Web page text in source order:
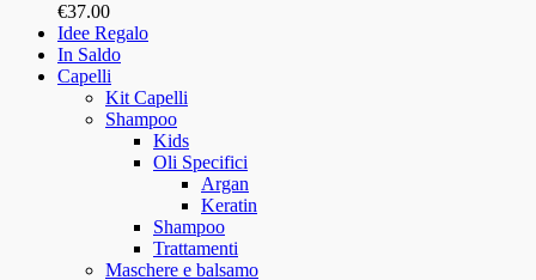
€37.00
Idee Regalo
In Saldo
Capelli
Kit Capelli
Shampoo
Kids
Oli Specifici
Argan
Keratin
Shampoo
Trattamenti
Maschere e balsamo